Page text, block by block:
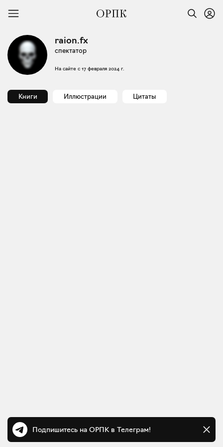
raion.fx
спектатор
На сайте с 17 февраля 2024 г.
Книги Иллюстрации Цитаты
Подпишитесь на ОРПК в Телеграм!